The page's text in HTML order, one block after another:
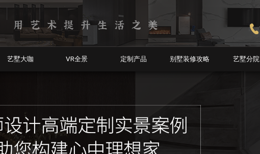
艺墅大咖 VR全景 定制产品 别墅装修攻略 艺墅分院